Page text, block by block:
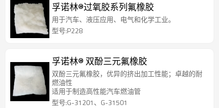
孚诺林®过氧胶系列氟橡胶
用于汽车、液压应用、电气和化学工业。
型号:P228
孚诺林® 双酚三元氟橡胶
双酚三元氟橡胶，优异的挤出加工性能；卓越的耐
燃油性
适用于制造高性能汽车燃油管
型号:G-31201、G-31501